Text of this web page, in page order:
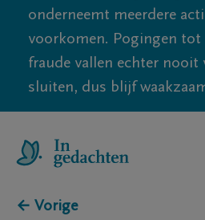
onderneemt meerdere
voorkomen. Pogingen tot
fraude vallen echter
sluiten, dus blijf
← Vorige